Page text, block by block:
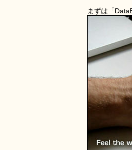
まずは「